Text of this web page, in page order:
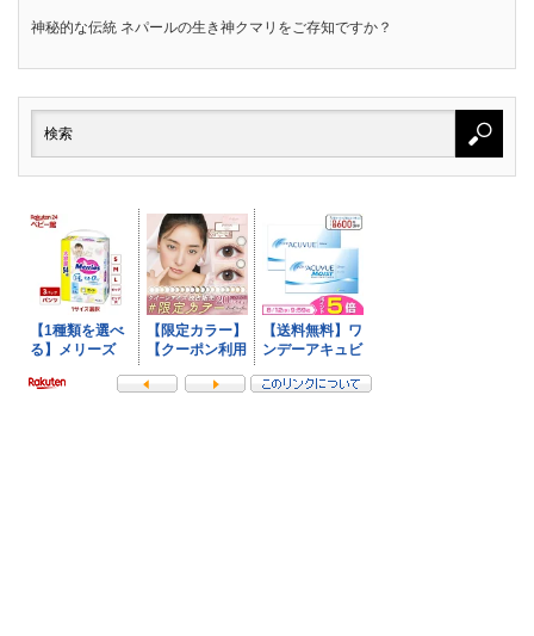
神秘的な伝統 ネパールの生き神クマリをご存知ですか？